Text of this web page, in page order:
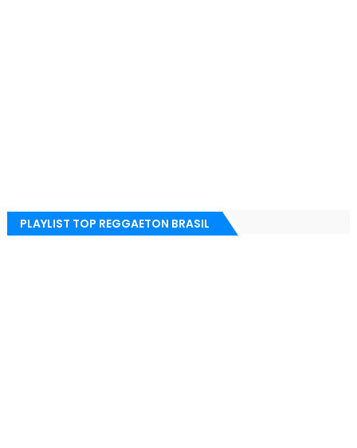
PLAYLIST TOP REGGAETON BRASIL